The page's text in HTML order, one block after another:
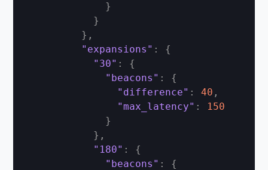
}
}
} ,
"expansions" :
{
"30" :
{
"beacons" :
{
"difference" : 40 ,
"max_latency" :
150
}
} ,
"180" :
{
"beacons" :
{